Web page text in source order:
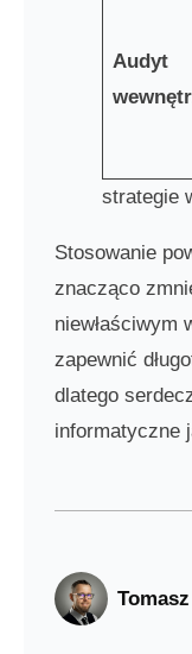
Audyt
strategie
Stosowanie
znacząco
niewłaściwym
zapewnić
dlatego
informatyczne